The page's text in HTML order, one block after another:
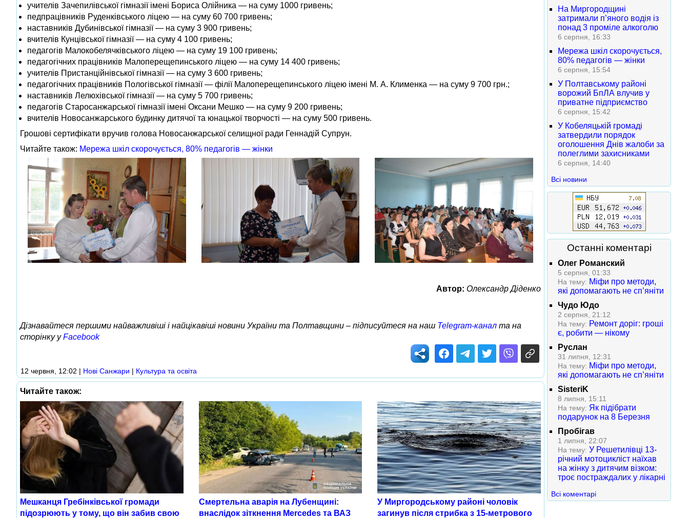
учителів Зачепилівської гімназії імені Бориса Олійника — на суму 1000 гривень;
педпрацівників Руденківського ліцею — на суму 60 700 гривень;
наставників Дубинівської гімназії — на суму 3 900 гривень;
вчителів Кунцівської гімназії — на суму 4 100 гривень;
педагогів Малокобелячківського ліцею — на суму 19 100 гривень;
педагогічних працівників Малоперещепинського ліцею — на суму 14 400 гривень;
учителів Пристанційнівської гімназії — на суму 3 600 гривень;
педагогічних працівників Пологівської гімназії — філії Малоперещепинського ліцею імені М. А. Клименка — на суму 9 700 грн.;
наставників Лелюхівської гімназії — на суму 5 700 гривень;
педагогів Старосанжарської гімназії імені Оксани Мешко — на суму 9 200 гривень;
вчителів Новосанжарського будинку дитячої та юнацької творчості — на суму 500 гривень.
Грошові сертифікати вручив голова Новосанжарської селищної ради Геннадій Супрун.
Читайте також: Мережа шкіл скорочується, 80% педагогів — жінки
Автор: Олександр Діденко
Дізнавайтеся першими найважливіші і найцікавіші новини України та Полтавщини – підписуйтеся на наш Telegram-канал та на
сторінку уFacebook
12 червня, 12:02 | Нові Cанжари | Культура та освіта
Читайте також:
Мешканця Гребінківської громади
підозрюють у тому, що він забив свою
Смертельна аварія на Лубенщині:
внаслідок зіткнення Mercedes та ВАЗ
У Миргородському районі чоловік
загинув після стрибка з 15-метрового
На Миргородщині
затримали п’яного водія із
понад 3 проміле алкоголю
6 серпня, 16:33
Мережа шкіл скорочується,
80% педагогів — жінки
6 серпня, 15:54
У Полтавському районі
ворожий БпЛА влучив у
приватне підприємство
6 серпня, 15:42
У Кобеляцькій громаді
затвердили порядок
оголошення Днів жалоби за
полеглими захисниками
6 серпня, 14:40
Всі новини
Останні коментарі
Олег Романский
5 серпня, 01:33
На тему: Міфи про методи,
які допомагають не сп’яніти
Чудо Юдо
2 серпня, 21:12
На тему: Ремонт доріг: гроші
є, робити — нікому
Руслан
31 липня, 12:31
На тему: Міфи про методи,
які допомагають не сп’яніти
SisteriK
8 липня, 15:11
На тему: Як підібрати
подарунок на 8 Березня
Пробігав
1 липня, 22:07
На тему: У Решетилівці 13-
річний мотоцикліст наїхав
на жінку з дитячим візком:
троє постраждалих у лікарні
Всі коментарі